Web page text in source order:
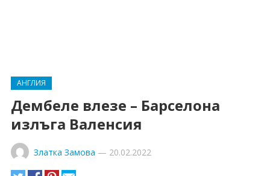
АНГЛИЯ
Дембеле влезе – Барселона
излъга Валенсия
Златка Замова — 20.02.2022